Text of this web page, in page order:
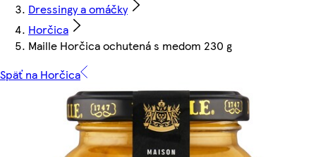
Dressingy a omáčky
Horčica
Maille Horčica ochutená s medom 230 g
Späť na Horčica